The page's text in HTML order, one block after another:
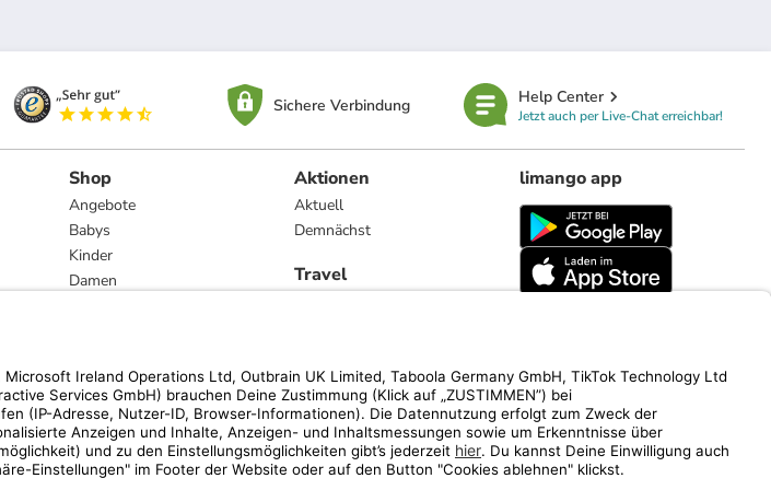
Sichere Verbindung Help Center
Jetzt auch per Live-Chat erreichbar!
Shop
Angebote
Babys
Kinder
Damen
Marken
Aktionen
Aktuell
Demnächst
Travel
limango app
limango.nl limango.pl